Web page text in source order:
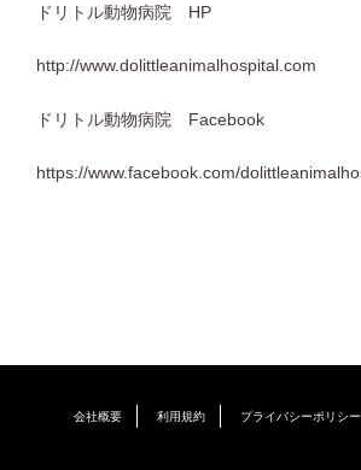
ドリトル動物病院 HP
http://www.dolittleanimalhospital.com
ドリトル動物病院 Facebook
https://www.facebook.com/
会社概要 利用規約 プライバシーポリシー